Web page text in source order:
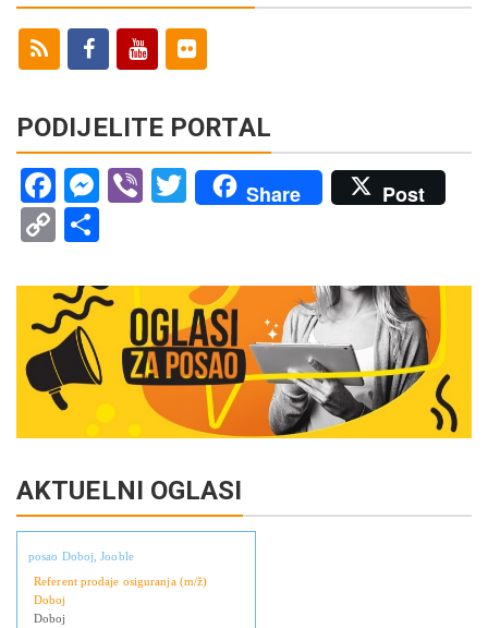
PODIJELITE PORTAL
Facebook
Messenger
ViberTwitter
Share Post
Copy
AKTUELNI OGLASI
posao Doboj, Jooble
Referent prodaje osiguranja (m/ž)
Doboj
Doboj